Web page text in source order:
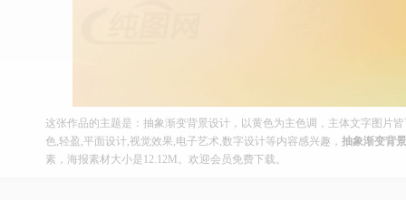
这张作品的主题是：抽象渐变背景设计，以黄色为主色调，主体文字图片
色,轻盈,平面设计,视觉效果,电子艺术,数字设计等内容感兴趣， 抽象渐变背
素，海报素材大小是12.12M。欢迎会员免费下载。